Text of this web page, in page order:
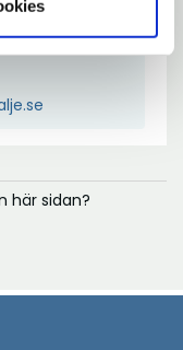
här sidan?